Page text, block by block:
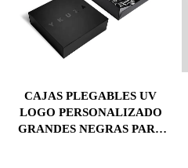
CAJAS PLEGABLES UV
LOGO PERSONALIZADO
GRANDES NEGRAS PARA